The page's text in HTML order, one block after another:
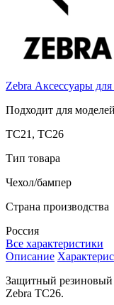
Zebra Аксессуары
Подходит для моделей
TC21, TC26
Тип товара
Чехол/бампер
Страна производства
Россия
Все характеристики
Описание
Защитный резиновый
Zebra TC26.